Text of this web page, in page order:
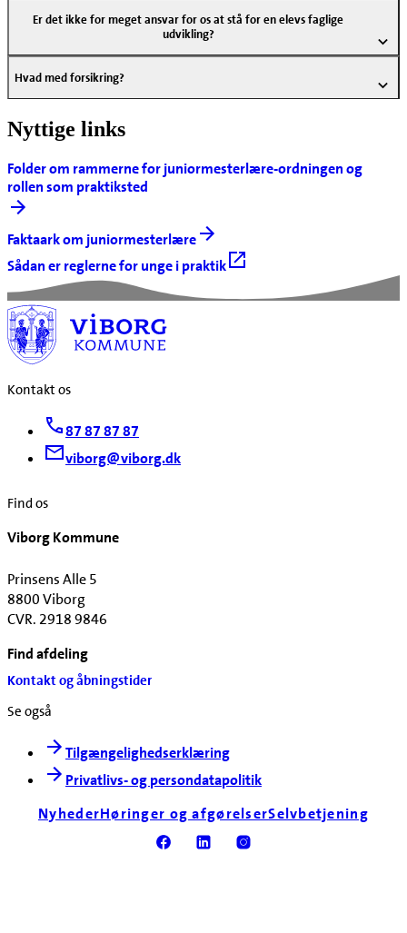
Er det ikke for meget ansvar for os at stå for en elevs faglige
udvikling?
Hvad med forsikring?
Nyttige links
Folder om rammerne for juniormesterlære-ordningen og
rollen som praktiksted
Faktaark om juniormesterlære
Sådan er reglerne for unge i praktik
Kontakt os
87 87 87 87
viborg@viborg.dk
Find os
Viborg Kommune
Prinsens Alle 5
8800 Viborg
CVR. 2918 9846
Find afdeling
Kontakt og åbningstider
Se også
Tilgængelighedserklæring
Privatlivs- og persondatapolitik
NyhederHøringer og afgørelserSelvbetjening